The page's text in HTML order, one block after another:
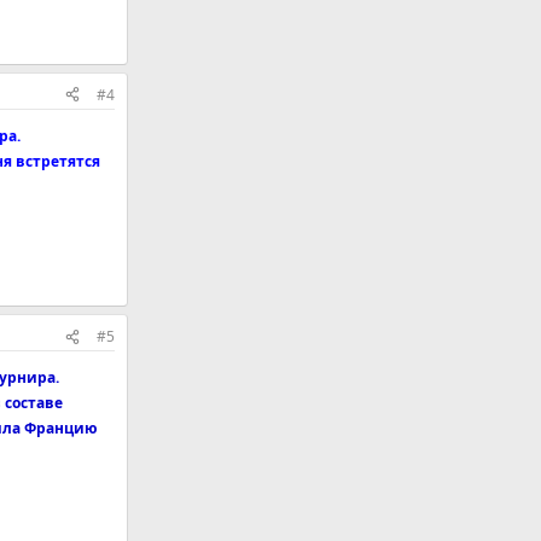
#4
встретятся
#5
Францию